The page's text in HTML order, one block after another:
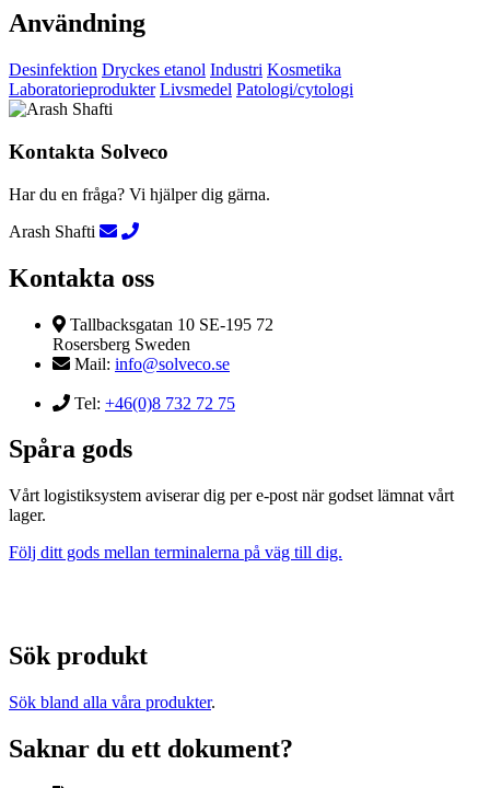
Användning
Desinfektion Dryckes etanol Industri Kosmetika
Laboratorieprodukter Livsmedel Patologi/cytologi
Kontakta Solveco
Har du en fråga? Vi hjälper dig gärna.
Arash Shafti
Kontakta oss
Tallbacksgatan 10 SE-195 72
Rosersberg Sweden
Mail: info@solveco.se
Tel: +46(0)8 732 72 75
Spåra gods
Vårt logistiksystem aviserar dig per e-post när godset lämnat vårt
lager.
Följ ditt gods mellan terminalerna på väg till dig.
Sök produkt
Sök bland alla våra produkter.
Saknar du ett dokument?